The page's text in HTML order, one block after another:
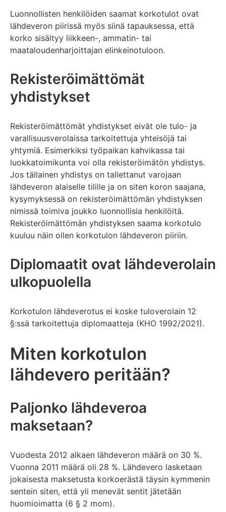
Luonnollisten henkilöiden saamat korkotulot ovat
lähdeveron piirissä myös siinä tapauksessa, että
korko sisältyy liikkeen-, ammatin- tai
maataloudenharjoittajan elinkeinotuloon.
Rekisteröimättömät
yhdistykset
Rekisteröimättömät yhdistykset eivät ole tulo- ja
varallisuusverolaissa tarkoitettuja yhteisöjä tai
yhtymiä. Esimerkiksi työpaikan kahvikassa tai
luokkatoimikunta voi olla rekisteröimätön yhdistys.
Jos tällainen yhdistys on tallettanut varojaan
lähdeveron alaiselle tilille ja on siten koron saajana,
kysymyksessä on rekisteröimättömän yhdistyksen
nimissä toimiva joukko luonnollisia henkilöitä.
Rekisteröimättömän yhdistyksen saama korkotulo
kuuluu näin ollen korkotulon lähdeveron piiriin.
Diplomaatit ovat lähdeverolain
ulkopuolella
Korkotulon lähdeverotus ei koske tuloverolain 12
§:ssä tarkoitettuja diplomaatteja (KHO 1992/2021).
Miten korkotulon
lähdevero peritään?
Paljonko lähdeveroa
maksetaan?
Vuodesta 2012 alkaen lähdeveron määrä on 30 %.
Vuonna 2011 määrä oli 28 %. Lähdevero lasketaan
jokaisesta maksetusta korkoerästä täysin kymmenin
sentein siten, että yli menevät sentit jätetään
huomioimatta (6 § 2 mom).